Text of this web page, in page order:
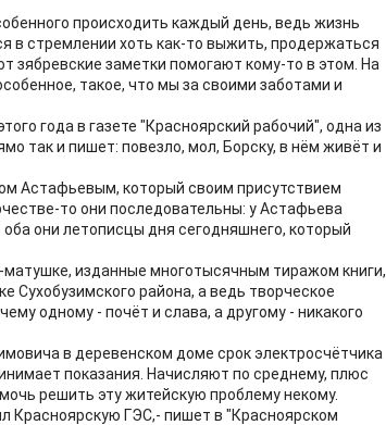
происходить каждый день, ведь жизнь
в стремлении хоть как-то выжить, продержаться
зябревские заметки помогают кому-то в этом. На
такое, что мы за своими заботами и
года в газете "Красноярский рабочий", одна из
так и пишет: повезло, мол, Борску, в нём живёт и
Астафьевым, который своим присутствием
то они последовательны: у Астафьева
они летописцы дня сегодняшнего, который
матушке, изданные многотысячным тиражом книги,
Сухобузимского района, а ведь творческое
одному - почёт и слава, а другому - никакого
в деревенском доме срок электросчётчика
показания. Начисляют по среднему, плюс
решить эту житейскую проблему некому.
Красноярскую ГЭС,- пишет в "Красноярском